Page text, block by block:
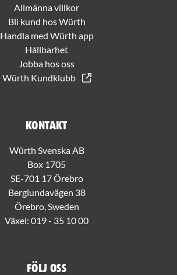
Allmänna villkor
Bli kund hos Würth
Handla med Würth app
Hållbarhet
Jobba hos oss
Würth Kundklubb
Kontakt
Würth Svenska AB
Box 1705
SE-701 17 Örebro
Berglundavägen 38
Örebro, Sweden
Växel: 019 - 35 10 00
Följ oss